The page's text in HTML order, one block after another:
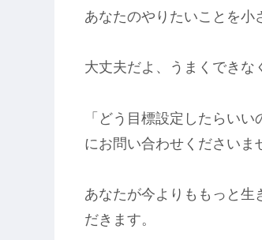
あなたのやりたいことを小
大丈夫だよ、うまくできな
「どう目標設定したらい
にお問い合わせくださいま
あなたが今よりももっと生
だきます。